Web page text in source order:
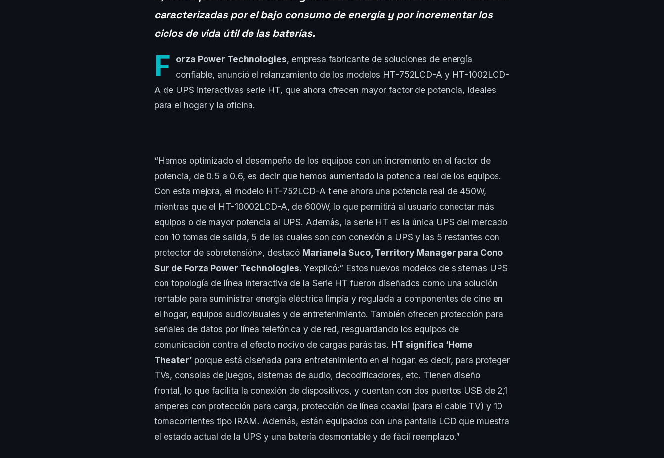
caracterizadas por el bajo consumo de energía y por incrementar los
ciclos de vida útil de las baterías.
F orza Power Technologies, empresa fabricante de soluciones de energía
confiable, anunció el relanzamiento de los modelos HT-752LCD-A y HT-1002LCD-
A de UPS interactivas serie HT, que ahora ofrecen mayor factor de potencia, ideales
para el hogar y la oficina.
“Hemos optimizado el desempeño de los equipos con un incremento en el factor de
potencia, de 0.5 a 0.6, es decir que hemos aumentado la potencia real de los equipos.
Con esta mejora, el modelo HT-752LCD-A tiene ahora una potencia real de 450W,
mientras que el HT-10002LCD-A, de 600W, lo que permitirá al usuario conectar más
equipos o de mayor potencia al UPS. Además, la serie HT es la única UPS del mercado
con 10 tomas de salida, 5 de las cuales son con conexión a UPS y las 5 restantes con
protector de sobretensión», destacó Marianela Suco, Territory Manager para Cono
Sur de Forza Power Technologies. Yexplicó:“ Estos nuevos modelos de sistemas UPS
con topología de línea interactiva de la Serie HT fueron diseñados como una solución
rentable para suministrar energía eléctrica limpia y regulada a componentes de cine en
el hogar, equipos audiovisuales y de entretenimiento. También ofrecen protección para
señales de datos por línea telefónica y de red, resguardando los equipos de
comunicación contra el efecto nocivo de cargas parásitas. HT significa ‘Home
Theater’ porque está diseñada para entretenimiento en el hogar, es decir, para proteger
TVs, consolas de juegos, sistemas de audio, decodificadores, etc. Tienen diseño
frontal, lo que facilita la conexión de dispositivos, y cuentan con dos puertos USB de 2,1
amperes con protección para carga, protección de línea coaxial (para el cable TV) y 10
tomacorrientes tipo IRAM. Además, están equipados con una pantalla LCD que muestra
el estado actual de la UPS y una batería desmontable y de fácil reemplazo.”